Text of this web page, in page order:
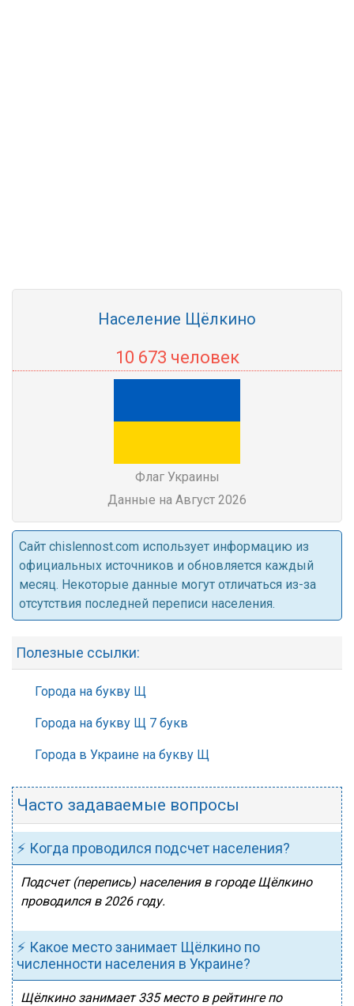
Население Щёлкино
10 673 человек
Флаг Украины
Данные на Август 2026
Cайт chislennost.com использует информацию из
официальных источников и обновляется каждый
месяц. Некоторые данные могут отличаться из-за
отсутствия последней переписи населения.
Полезные ссылки:
Города на букву Щ
Города на букву Щ 7 букв
Города в Украине на букву Щ
Часто задаваемые вопросы
⚡ Когда проводился подсчет населения?
Подсчет (перепись) населения в городе Щёлкино
проводился в 2026 году.
⚡ Какое место занимает Щёлкино по
численности населения в Украине?
Щёлкино занимает 335 место в рейтинге по